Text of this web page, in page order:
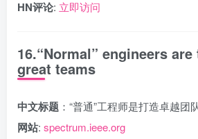
HN评论: 立即访问
16.“Normal” engineers
great teams
中文标题 ：“普通”工程师是打造卓越团
网站: spectrum.ieee.org